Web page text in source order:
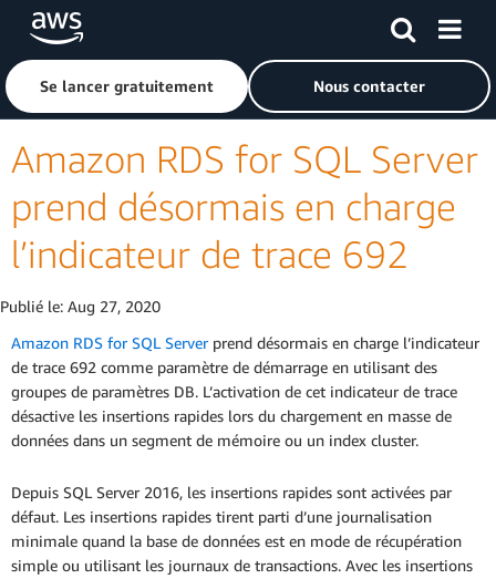
Passer au contenu principal
Cliquer ici pour revenir à la page d'accueil d'Amazon Web
Se lancer gratuitement Nous contacter
Amazon RDS for SQL Server
prend désormais en charge
l’indicateur de trace 692
Publié le: Aug 27, 2020
Amazon RDS for SQL Serverprend désormais en charge l’indicateur
de trace 692 comme paramètre de démarrage en utilisant des
groupes de paramètres DB. L’activation de cet indicateur de trace
désactive les insertions rapides lors du chargement en masse de
données dans un segment de mémoire ou un index cluster.
Depuis SQL Server 2016, les insertions rapides sont activées par
défaut. Les insertions rapides tirent parti d’une journalisation
minimale quand la base de données est en mode de récupération
simple ou utilisant les journaux de transactions. Avec les insertions